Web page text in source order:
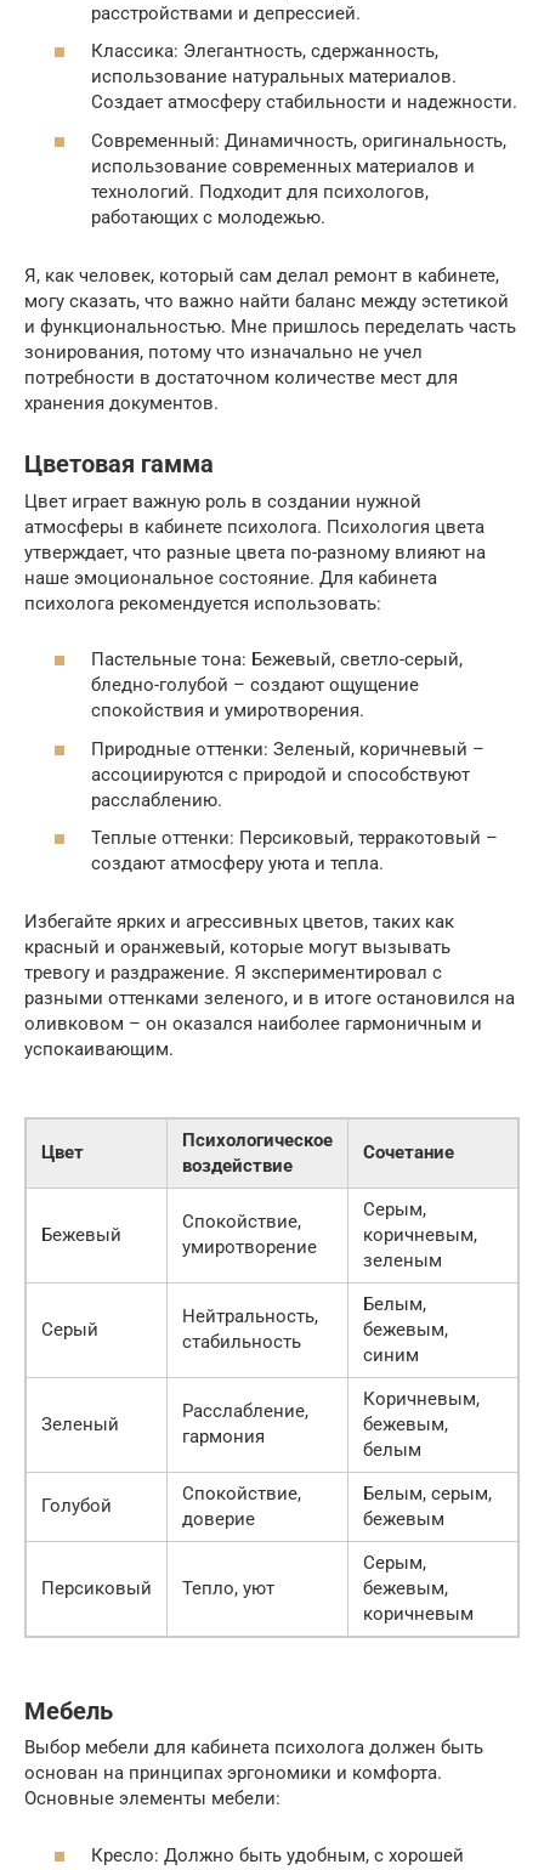
расстройствами и депрессией.
Классика: Элегантность, сдержанность,
использование натуральных материалов.
Создает атмосферу стабильности и надежности.
Современный: Динамичность, оригинальность,
использование современных материалов и
технологий. Подходит для психологов,
работающих с молодежью.
Я, как человек, который сам делал ремонт в кабинете,
могу сказать, что важно найти баланс между эстетикой
и функциональностью. Мне пришлось переделать часть
зонирования, потому что изначально не учел
потребности в достаточном количестве мест для
хранения документов.
Цветовая гамма
Цвет играет важную роль в создании нужной
атмосферы в кабинете психолога. Психология цвета
утверждает, что разные цвета по-разному влияют на
наше эмоциональное состояние. Для кабинета
психолога рекомендуется использовать:
Пастельные тона: Бежевый, светло-серый,
бледно-голубой – создают ощущение
спокойствия и умиротворения.
Природные оттенки: Зеленый, коричневый –
ассоциируются с природой и способствуют
расслаблению.
Теплые оттенки: Персиковый, терракотовый –
создают атмосферу уюта и тепла.
Избегайте ярких и агрессивных цветов, таких как
красный и оранжевый, которые могут вызывать
тревогу и раздражение. Я экспериментировал с
разными оттенками зеленого, и в итоге остановился на
оливковом – он оказался наиболее гармоничным и
успокаивающим.
Цвет
Психологическое
воздействие
Сочетание
Бежевый
Спокойствие,
умиротворение
Серым,
коричневым,
зеленым
Серый
Нейтральность,
стабильность
Белым,
бежевым,
синим
Зеленый
Расслабление,
гармония
Коричневым,
бежевым,
белым
Голубой
Спокойствие,
доверие
Белым, серым,
бежевым
Персиковый Тепло, уют
Серым,
бежевым,
коричневым
Мебель
Выбор мебели для кабинета психолога должен быть
основан на принципах эргономики и комфорта.
Основные элементы мебели:
Кресло: Должно быть удобным, с хорошей